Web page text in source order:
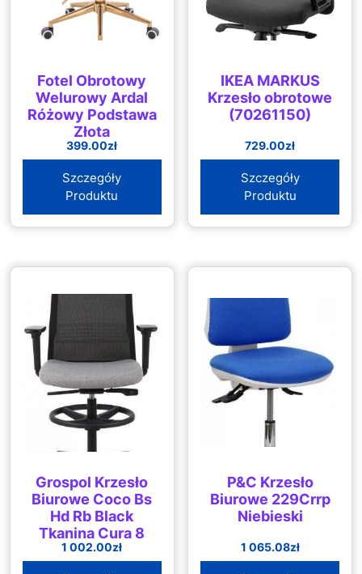
Fotel Obrotowy
Welurowy Ardal
Różowy Podstawa
Złota
399.00zł
Szczegóły
Produktu
IKEA MARKUS
Krzesło obrotowe
(70261150)
729.00zł
Szczegóły
Produktu
Grospol Krzesło
Biurowe Coco Bs
Hd Rb Black
Tkanina Cura 8
Kolorów
1 002.00zł
P&C Krzesło
Biurowe 229Crrp
Niebieski
1 065.08zł